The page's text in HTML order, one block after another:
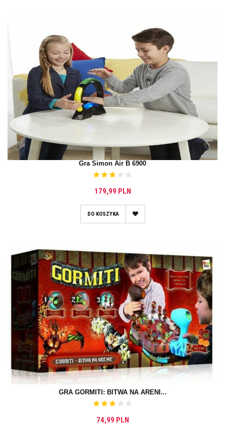
Gra Simon Air B 6900
179,99 PLN
DO KOSZYKA
GRA GORMITI: BITWA NA ARENI...
74,99 PLN